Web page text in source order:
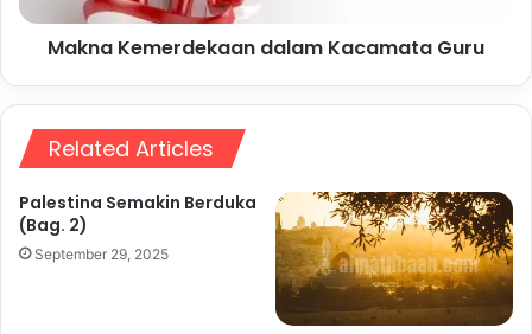
Makna Kemerdekaan dalam Kacamata Guru
Related Articles
Palestina Semakin Berduka
(Bag. 2)
September 29, 2025